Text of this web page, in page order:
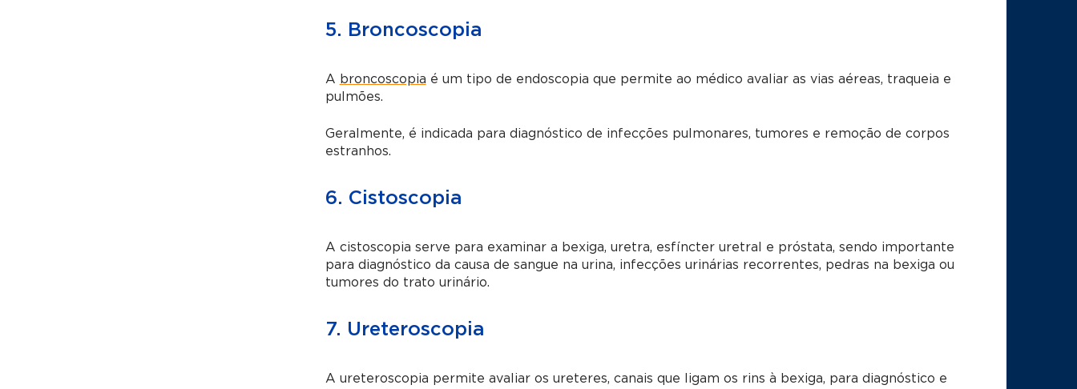
5. Broncoscopia
A broncoscopia é um tipo de endoscopia que permite ao médico avaliar as vias aéreas, traqueia e
pulmões.
Geralmente, é indicada para diagnóstico de infecções pulmonares, tumores e remoção de corpos
estranhos.
6. Cistoscopia
A cistoscopia serve para examinar a bexiga, uretra, esfíncter uretral e próstata, sendo importante
para diagnóstico da causa de sangue na urina, infecções urinárias recorrentes, pedras na bexiga ou
tumores do trato urinário.
7. Ureteroscopia
A ureteroscopia permite avaliar os ureteres, canais que ligam os rins à bexiga, para diagnóstico e